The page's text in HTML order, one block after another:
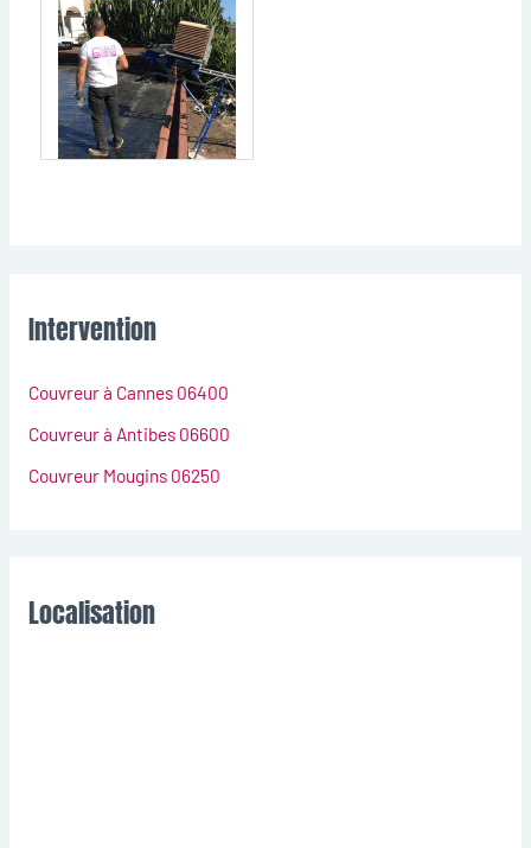
Intervention
Couvreur à Cannes 06400
Couvreur à Antibes 06600
Couvreur Mougins 06250
Localisation